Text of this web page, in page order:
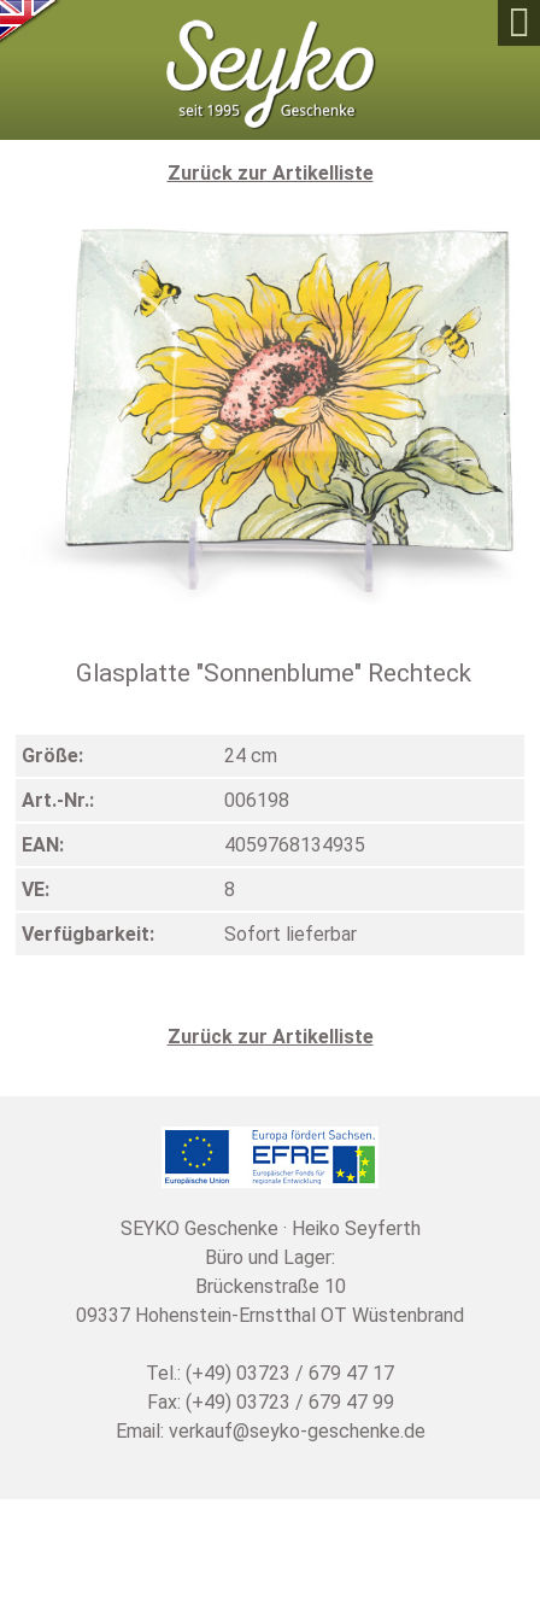

Zurück zur Artikelliste
Glasplatte "Sonnenblume" Rechteck
Größe:
24 cm
Art.-Nr.:
006198
EAN:
4059768134935
VE:
8
Verfügbarkeit:
Sofort lieferbar
Zurück zur Artikelliste
SEYKO Geschenke · Heiko Seyferth
Büro und Lager:
Brückenstraße 10
09337 Hohenstein-Ernstthal OT Wüstenbrand
Tel.: (+49) 03723 / 679 47 17
Fax: (+49) 03723 / 679 47 99
Email: verkauf@seyko-geschenke.de